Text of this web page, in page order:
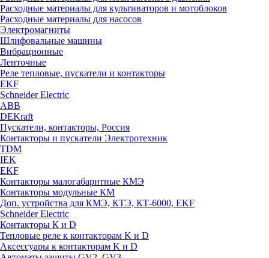
Расходные материалы для культиваторов и мотоблоков
Расходные материалы для насосов
Электромагниты
Шлифовальные машины
Вибрационные
Ленточные
Реле тепловые, пускатели и контакторы
EKF
Schneider Electric
ABB
DEKraft
Пускатели, контакторы, Россия
Контакторы и пускатели Электротехник
TDM
IEK
EKF
Контакторы малогабаритные КМЭ
Контакторы модульные КМ
Доп. устройства для КМЭ, КТЭ, КТ-6000, EKF
Schneider Electric
Контакторы К и D
Тепловые реле к контакторам K и D
Аксессуары к контакторам K и D